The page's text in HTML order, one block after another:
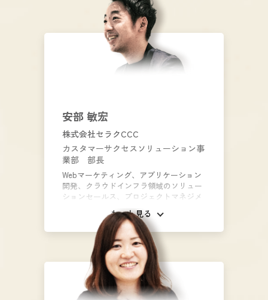
現性に拘った コンサルティングスタイル
で多くの改善実績を有する。 一人ひとり
に寄り添う親身な姿勢と時折見せる厳し
さ、 熱量あふれるアプローチで、多くの
支援先から信頼を得ている。
安部 敏宏
株式会社セラクCCC
カスタマーサクセスソリューション事
業部 部長
Webマーケティング、アプリケーション
開発、クラウドインフラ領域のソリュー
ションセールス、プロジェクトマネジメ
ント経験を経て、 2018年よりDX事業を
牽引。なかでも、Salesforceの定着化・
活用支援サービスに着目し、組織作りか
ら事業推進まで再スタートを切り、 数年
かけてカスタマーサクセス人材を300名
以上輩出。 2022年12月1日より、セラク
CCCの子会社化、Salesforceを含むクラ
ウド全般のカスタマーサクセス支援No1
を目指し実行。
もっと見る